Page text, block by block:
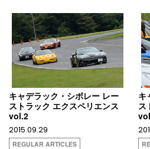
キャデラック・シボレー レー
ストラック エクスペリエンス
vol.2
2015.09.29
REGULAR ARTICLES
キ
ス